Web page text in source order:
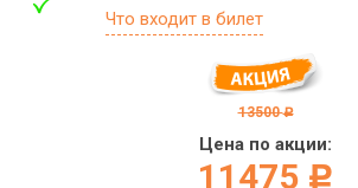
Что входит в билет
13500 c
Цена по акции:
11475 c